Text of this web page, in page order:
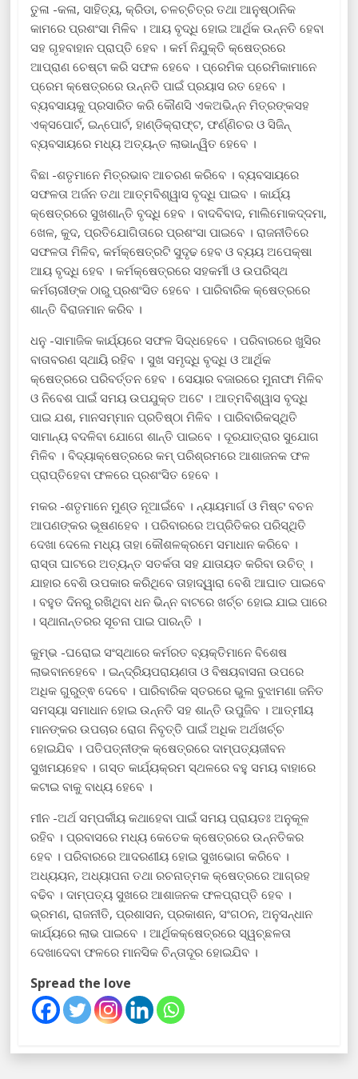
ତୁଳା -କଳା, ସାହିତ୍ୟ, କ୍ରିଡା, ଚଳଚ୍ଚିତ୍ର ତଥା ଆନୁଷ୍ଠାନିକ
କାମରେ ପ୍ରଶଂସା ମିଳିବ । ଆୟ ବୃଦ୍ଧି ହୋଇ ଆର୍ଥିକ ଉନ୍ନତି ହେବା
ସହ ଗୃହବାହାନ ପ୍ରାପ୍ତି ହେବ । କର୍ମ ନିଯୁକ୍ତି କ୍ଷେତ୍ରରେ
ଆପ୍ରାଣ ଚେଷ୍ଟା କରି ସଫଳ ହେବେ । ପ୍ରେମିକ ପ୍ରେମିକାମାନେ
ପ୍ରେମ କ୍ଷେତ୍ରରେ ଉନ୍ନତି ପାଇଁ ପ୍ରୟାସ ରତ ହେବେ ।
ବ୍ୟବସାୟକୁ ପ୍ରସାରିତ କରି କୌଣସି ଏକଅଭିନ୍ନ ମିତ୍ରଙ୍କସହ
ଏକ୍ସପୋର୍ଟ, ଇନ୍ପୋର୍ଟ, ହାଣ୍ଡିକ୍ରାଫ୍ଟ, ଫର୍ଣ୍ଣିଚର ଓ ସିଜିନ୍
ବ୍ୟବସାୟରେ ମଧ୍ୟ ଅତ୍ୟନ୍ତ ଲାଭାନ୍ୱିତ ହେବେ ।
ବିଛା -ଶତୃମାନେ ମିତ୍ରଭାବ ଆଚରଣ କରିବେ । ବ୍ୟବସାୟରେ
ସଫଳତା ଅର୍ଜନ ତଥା ଆତ୍ମବିଶ୍ୱାସ ବୃଦ୍ଧି ପାଇବ । କାର୍ଯ୍ୟ
କ୍ଷେତ୍ରରେ ସୁଖଶାନ୍ତି ବୃଦ୍ଧି ହେବ । ବାଦବିବାଦ, ମାଲିମୋକଦ୍ଦମା,
ଖେଳ, କୁଦ, ପ୍ରତିଯୋଗିତାରେ ପ୍ରଶଂସା ପାଇବେ । ରାଜନୀତିରେ
ସଫଳତା ମିଳିବ, କର୍ମକ୍ଷେତ୍ରଟି ସୁଦୃଢ ହେବ ଓ ବ୍ୟୟ ଅପେକ୍ଷା
ଆୟ ବୃଦ୍ଧି ହେବ । କର୍ମକ୍ଷେତ୍ରରେ ସହକର୍ମୀ ଓ ଉପରିସ୍ଥ
କର୍ମଚାରୀଙ୍କ ଠାରୁ ପ୍ରଶଂସିତ ହେବେ । ପାରିବାରିକ କ୍ଷେତ୍ରରେ
ଶାନ୍ତି ବିରାଜମାନ କରିବ ।
ଧନୁ -ସାମାଜିକ କାର୍ଯ୍ୟରେ ସଫଳ ସିଦ୍ଧହେବେ । ପରିବାରରେ ଖୁସିର
ବାତାବରଣ ସ୍ଥାୟି ରହିବ । ସୁଖ ସମୃଦ୍ଧି ବୃଦ୍ଧି ଓ ଆର୍ଥିକ
କ୍ଷେତ୍ରରେ ପରିବର୍ତ୍ତନ ହେବ । ସେୟାର ବଜାରରେ ମୁନାଫା ମିଳିବ
ଓ ନିବେଶ ପାଇଁ ସମୟ ଉପଯୁକ୍ତ ଅଟେ । ଆତ୍ମବିଶ୍ୱାସ ବୃଦ୍ଧି
ପାଇ ଯଶ, ମାନସମ୍ମାନ ପ୍ରତିଷ୍ଠା ମିଳିବ । ପାରିବାରିକସ୍ଥିତି
ସାମାନ୍ୟ ବଦଳିବା ଯୋଗେ ଶାନ୍ତି ପାଇବେ । ଦୂରଯାତ୍ରାର ସୁଯୋଗ
ମିଳିବ । ବିଦ୍ୟାକ୍ଷେତ୍ରରେ କମ୍ ପରିଶ୍ରମରେ ଆଶାଜନକ ଫଳ
ପ୍ରାପ୍ତିହେବା ଫଳରେ ପ୍ରଶଂସିତ ହେବେ ।
ମକର -ଶତୃମାନେ ମୁଣ୍ଡ ନୂଆଇଁବେ । ନ୍ୟାୟମାର୍ଗ ଓ ମିଷ୍ଟ ବଚନ
ଆପଣଙ୍କର ଭୂଷଣହେବ । ପରିବାରରେ ଅପ୍ରିତିକର ପରିସ୍ଥିତି
ଦେଖା ଦେଲେ ମଧ୍ୟ ତାହା କୌଶଳକ୍ରମେ ସମାଧାନ କରିବେ ।
ରାସ୍ତା ଘାଟରେ ଅତ୍ୟନ୍ତ ସତର୍କତା ସହ ଯାତାୟତ କରିବା ଉଚିତ୍ ।
ଯାହାର ବେଶି ଉପକାର କରିଥିବେ ତାହାଦ୍ୱାରା ବେଶି ଆଘାତ ପାଇବେ
। ବହୁତ ଦିନରୁ ରଖିଥିବା ଧନ ଭିନ୍ନ ବାଟରେ ଖର୍ଚ୍ଚ ହୋଇ ଯାଇ ପାରେ
। ସ୍ଥାନାନ୍ତରର ସୂଚନା ପାଇ ପାରନ୍ତି ।
କୁମ୍ଭ -ଘରୋଇ ସଂସ୍ଥାରେ କର୍ମରତ ବ୍ୟକ୍ତିମାନେ ବିଶେଷ
ଲାଭବାନହେବେ । ଇନ୍ଦ୍ରିୟପରାୟଣତା ଓ ବିଷୟବାସନା ଉପରେ
ଅଧିକ ଗୁରୁତ୍ଵ ଦେବେ । ପାରିବାରିକ ସ୍ତରରେ ଭୁଲ ବୁଝାମଣା ଜନିତ
ସମସ୍ୟା ସମାଧାନ ହୋଇ ଉନ୍ନତି ସହ ଶାନ୍ତି ଉପୁଜିବ । ଆତ୍ମୀୟ
ମାନଙ୍କର ଉପଚାର ରୋଗ ନିବୃତ୍ତି ପାଇଁ ଅଧିକ ଅର୍ଥଖର୍ଚ୍ଚ
ହୋଇଯିବ । ପତିପତ୍ନୀଙ୍କ କ୍ଷେତ୍ରରେ ଦାମ୍ପତ୍ୟଜୀବନ
ସୁଖମୟହେବ । ଗସ୍ତ କାର୍ଯ୍ୟକ୍ରମ ସ୍ଥଳରେ ବହୁ ସମୟ ବାହାରେ
କଟାଇ ବାକୁ ବାଧ୍ୟ ହେବେ ।
ମୀନ -ଅର୍ଥ ସମ୍ପର୍କୀୟ କଥାହେବା ପାଇଁ ସମୟ ପ୍ରାୟତଃ ଅନୁକୂଳ
ରହିବ । ପ୍ରବାସରେ ମଧ୍ୟ କେତେକ କ୍ଷେତ୍ରରେ ଉନ୍ନତିକର
ହେବ । ପରିବାରରେ ଆଦରଣୀୟ ହୋଇ ସୁଖଭୋଗ କରିବେ ।
ଅଧ୍ୟୟନ, ଅଧ୍ୟାପନା ତଥା ରଚନାତ୍ମକ କ୍ଷେତ୍ରରେ ଆଗ୍ରହ
ବଢିବ । ଦାମ୍ପତ୍ୟ ସୁଖରେ ଆଶାଜନକ ଫଳପ୍ରାପ୍ତି ହେବ ।
ଭ୍ରମଣ, ରାଜନୀତି, ପ୍ରଶାସନ, ପ୍ରକାଶନ, ସଂଗଠନ, ଅନୁସନ୍ଧାନ
କାର୍ଯ୍ୟରେ ଲାଭ ପାଇବେ । ଆର୍ଥିକକ୍ଷେତ୍ରରେ ସ୍ୱଚ୍ଛଳତା
ଦେଖାଦେବା ଫଳରେ ମାନସିକ ଚିନ୍ତାଦୂର ହୋଇଯିବ ।
Spread the love